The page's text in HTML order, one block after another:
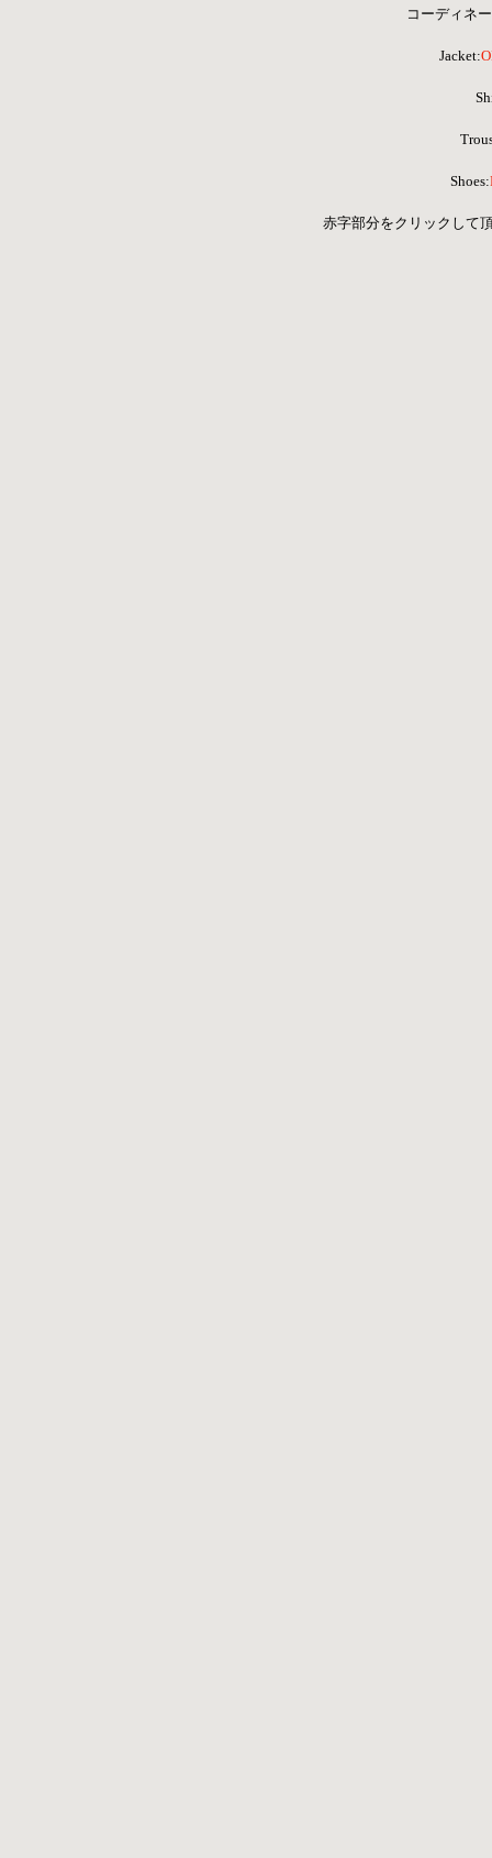
コーディネ
Jacket:
Shoes:
赤字部分をクリックして